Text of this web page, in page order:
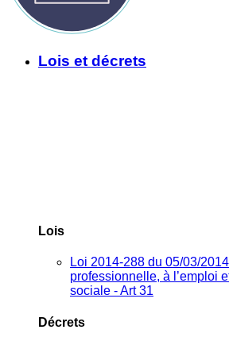
Lois et décrets
Lois
Loi 2014-288 du 05/03/
professionnelle, à l’emploi
sociale - Art 31
Décrets